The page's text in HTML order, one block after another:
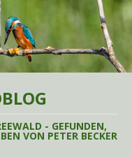
- GEFUNDEN,
VON PETER BECKER